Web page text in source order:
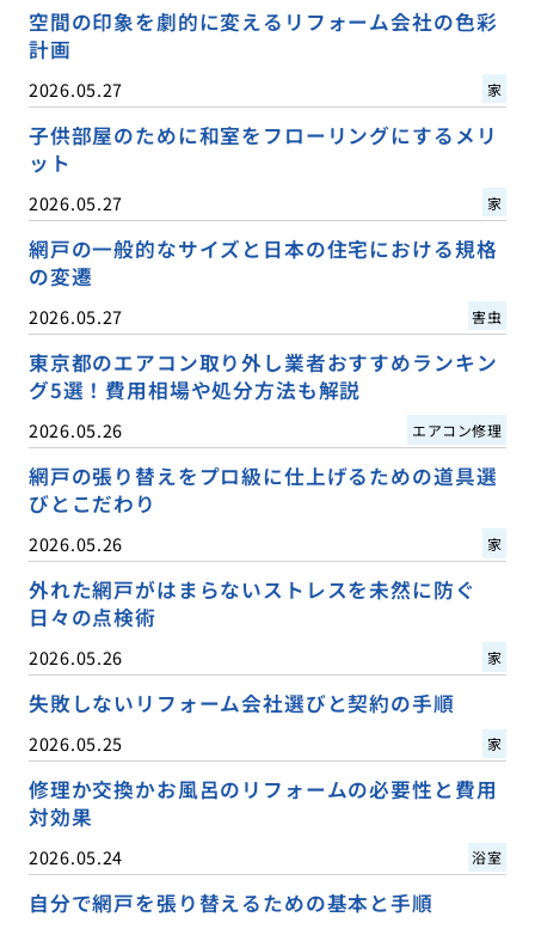
空間の印象を劇的に変えるリフォーム会社の色彩
計画
2026.05.27 家
子供部屋のために和室をフローリングにするメリ
ット
2026.05.27 家
網戸の一般的なサイズと日本の住宅における規格
の変遷
2026.05.27 害虫
東京都のエアコン取り外し業者おすすめランキン
グ5選！費用相場や処分方法も解説
2026.05.26 エアコン修理
網戸の張り替えをプロ級に仕上げるための道具選
びとこだわり
2026.05.26 家
外れた網戸がはまらないストレスを未然に防ぐ
日々の点検術
2026.05.26 家
失敗しないリフォーム会社選びと契約の手順
2026.05.25 家
修理か交換かお風呂のリフォームの必要性と費用
対効果
2026.05.24 浴室
自分で網戸を張り替えるための基本と手順